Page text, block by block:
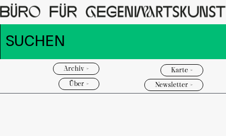
Archiv >
Über >
Karte >
Newsletter >